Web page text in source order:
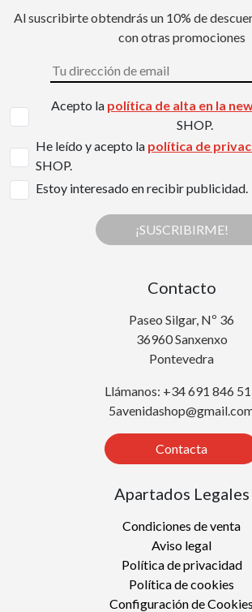
Al suscribirte obtendrás un 10% de
con otras promociones
Acepto la política de alta en la
SHOP.
He leído y acepto la política de
SHOP.
Estoy interesado en recibir publicidad.
¡SUSCRIBIRME!
Contacto
Paseo Silgar, Nº 36
36960 Sanxenxo
Pontevedra
Llámanos: +34 691 846
Contacta
Apartados Legales
Condiciones de venta
Aviso legal
Política de privacidad
Política de cookies
Configuración de Cookies